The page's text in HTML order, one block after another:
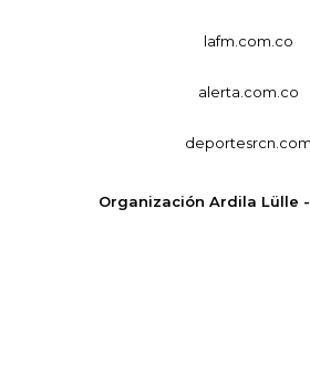
lafm.com.co
alerta.com.co
deportesrcn.com
Organización Ardila Lülle